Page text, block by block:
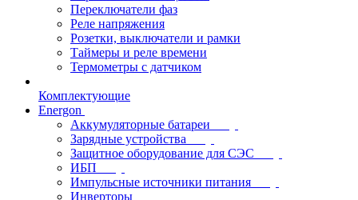
Переключатели фаз
Реле напряжения
Розетки, выключатели и рамки
Таймеры и реле времени
Термометры c датчиком
Комплектующие
Energon
Аккумуляторные батареи
Зарядные устройства
Защитное оборудование для СЭС
ИБП
Импульсные источники питания
Инверторы